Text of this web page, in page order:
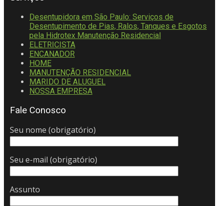
Desentupidora em São Paulo: Serviços de
Desentupimento de Pias, Ralos, Tanques e Esgotos
pela Hidrotex Manutenção Residencial
ELETRICISTA
ENCANADOR
HOME
MANUTENÇÃO RESIDENCIAL
MARIDO DE ALUGUEL
NOSSA EMPRESA
Fale Conosco
Seu nome (obrigatório)
Seu e-mail (obrigatório)
Assunto